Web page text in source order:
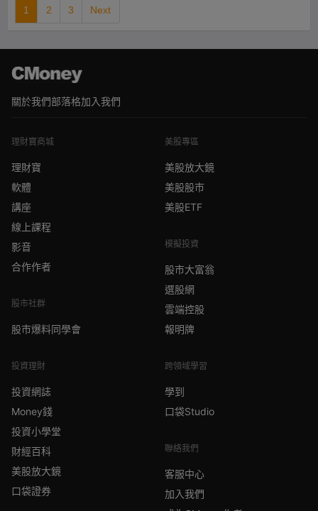
1 2 3 Next
關於我們部落格加入我們
理財寶商城
理財寶
軟體
講座
線上課程
影音
合作作者
股市社群
股市爆料同學會
投資理財
投資網誌
Money錢
投資小學堂
財經百科
美股放大鏡
口袋證券
美股專區
美股放大鏡
美股股市
美股ETF
模擬投資
股市大富翁
選股網
雲端控股
報明牌
跨領域學習
學到
口袋Studio
聯絡我們
客服中心
加入我們